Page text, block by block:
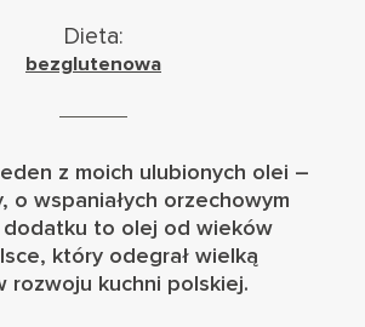
Dieta:
bezglutenowa
z moich ulubionych olei –
o wspaniałych orzechowym
dodatku to olej od wieków
który odegrał wielką
rozwoju kuchni polskiej.